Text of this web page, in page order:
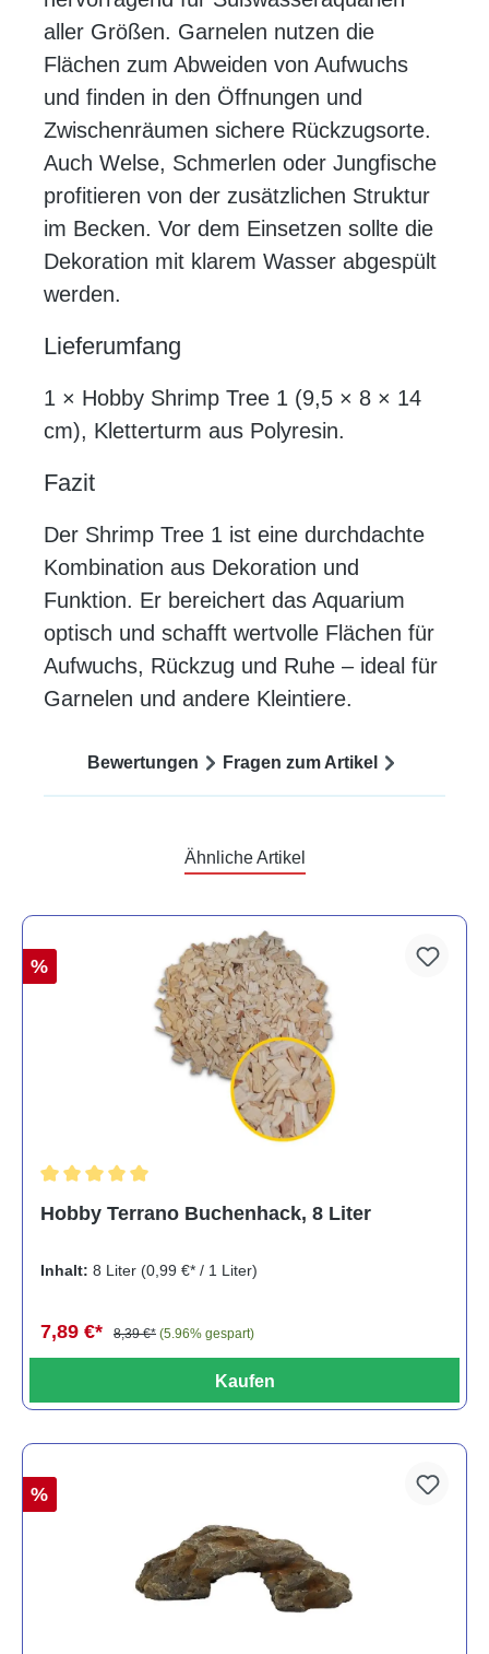
aller Größen. Garnelen nutzen die
Flächen zum Abweiden von Aufwuchs
und finden in den Öffnungen und
Zwischenräumen sichere Rückzugsorte.
Auch Welse, Schmerlen oder Jungfische
profitieren von der zusätzlichen Struktur
im Becken. Vor dem Einsetzen sollte die
Dekoration mit klarem Wasser abgespült
werden.
Lieferumfang
1 × Hobby Shrimp Tree 1 (9,5 × 8 × 14
cm), Kletterturm aus Polyresin.
Fazit
Der Shrimp Tree 1 ist eine durchdachte
Kombination aus Dekoration und
Funktion. Er bereichert das Aquarium
optisch und schafft wertvolle Flächen für
Aufwuchs, Rückzug und Ruhe – ideal für
Garnelen und andere Kleintiere.
Bewertungen Fragen zum Artikel
Ähnliche Artikel
%
Hobby Terrano Buchenhack, 8 Liter
Inhalt: 8 Liter (0,99 €* / 1 Liter)
7,89 €* 8,39 €* (5.96% gespart)
Kaufen
%